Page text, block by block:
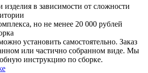
изделия в зависимости от сложности
но не менее 20 000 рублей
установить самостоятельно. Заказ
или частично собранном виде. Мы
инструкцию по сборке.